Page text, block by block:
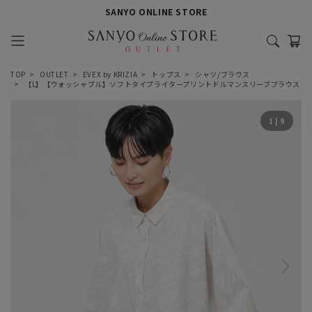
SANYO ONLINE STORE
TOP OUTLET EVEX by KRIZIA トップス
シャツ/ブラウス
【L】【ウォッシャブル】ソフトタイプライタープリントドルマンスリーブブラウス
1 | 9